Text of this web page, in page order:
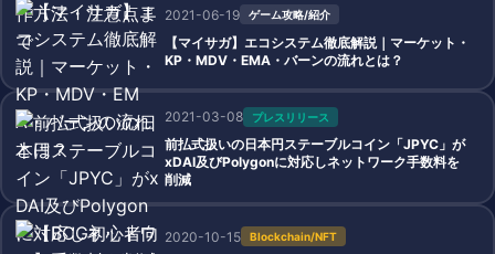
2021-06-19 ゲーム攻略/紹介
【マイサガ】エコシステム徹底解説｜マーケット・
KP・MDV・EMA・バーンの流れとは？
2021-03-08 プレスリリース
前払式扱いの日本円ステーブルコイン「JPYC」が
xDAI及びPolygonに対応しネットワーク手数料を
削減
2020-10-15 Blockchain/NFT